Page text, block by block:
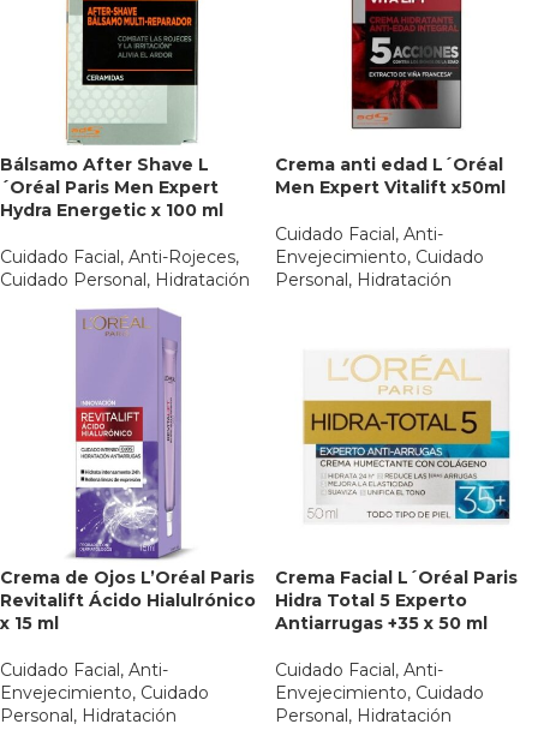
Bálsamo After Shave L
´Oréal Paris Men Expert
Hydra Energetic x 100 ml
Cuidado Facial, Anti-Rojeces,
Cuidado Personal, Hidratación
Crema anti edad L´Oréal
Men Expert Vitalift x50ml
Cuidado Facial, Anti-
Envejecimiento, Cuidado
Personal, Hidratación
Crema de Ojos L’Oréal Paris
Revitalift Ácido Hialulrónico
x 15 ml
Cuidado Facial, Anti-
Envejecimiento, Cuidado
Personal, Hidratación
Crema Facial L´Oréal Paris
Hidra Total 5 Experto
Antiarrugas +35 x 50 ml
Cuidado Facial, Anti-
Envejecimiento, Cuidado
Personal, Hidratación